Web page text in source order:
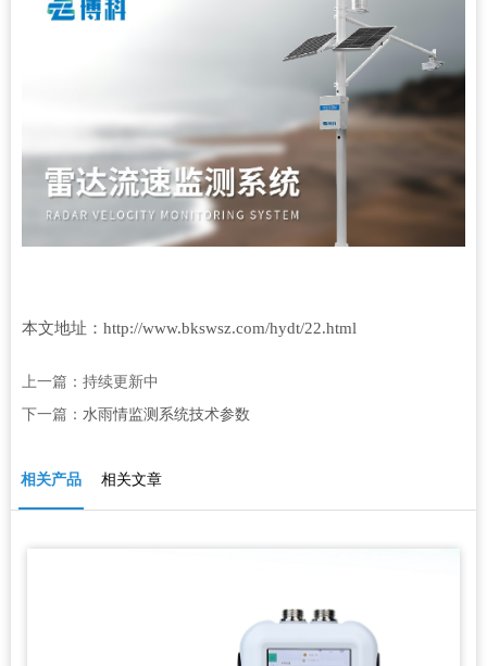
本文地址： http://www.bkswsz.com/hydt/22.html
上一篇：持续更新中
下一篇： 水雨情监测系统技术参数
相关产品 相关文章